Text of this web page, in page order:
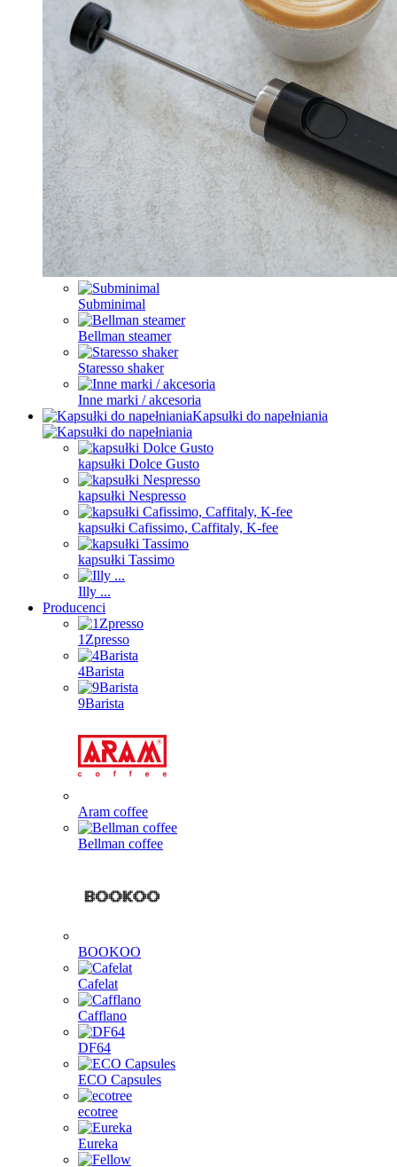
Subminimal
Bellman steamer
Staresso shaker
Inne marki / akcesoria
Kapsułki do napełniania
kapsułki Dolce Gusto
kapsułki Nespresso
kapsułki Cafissimo, Caffitaly, K-fee
kapsułki Tassimo
Illy ...
Producenci
1Zpresso
4Barista
9Barista
Aram coffee
Bellman coffee
BOOKOO
Cafelat
Cafflano
DF64
ECO Capsules
ecotree
Eureka